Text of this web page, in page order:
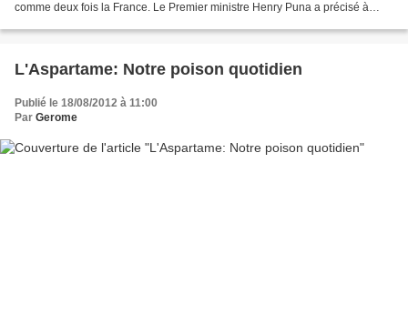
comme deux fois la France. Le Premier ministre Henry Puna a précisé à
L'Aspartame: Notre poison quotidien
Publié le 18/08/2012 à 11:00
Par Gerome